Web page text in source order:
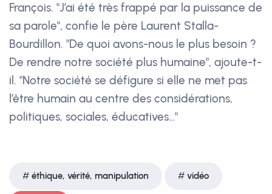
François. "J’ai été très frappé par la puissance de
sa parole", confie le père Laurent Stalla-
Bourdillon. "De quoi avons-nous le plus besoin ?
De rendre notre société plus humaine", ajoute-t-
il. "Notre société se défigure si elle ne met pas
l’être humain au centre des considérations,
politiques, sociales, éducatives…"
éthique, vérité, manipulation vidéo